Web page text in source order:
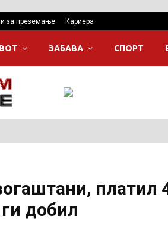
за преземање Кариера
ЗАБАВА СПОРТ
платил
добил